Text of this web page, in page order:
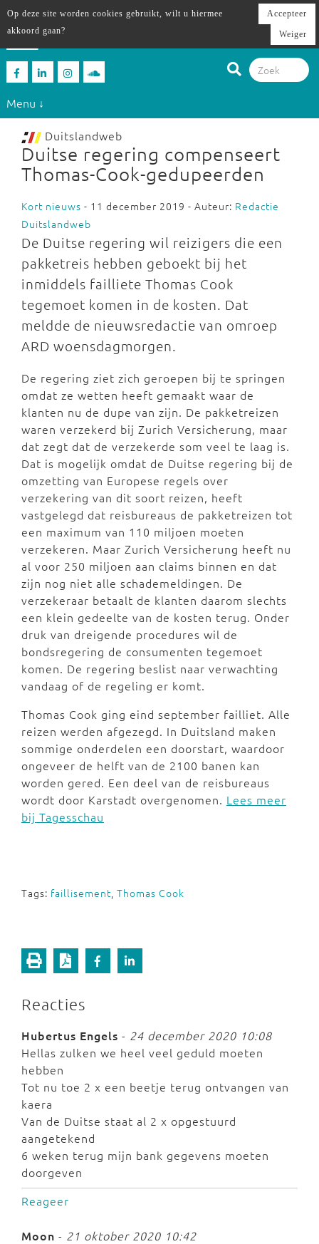
Menu ↓
Duitslandweb
Duitse regering compenseert
Thomas-Cook-gedupeerden
Kort nieuws - 11 december 2019 - Auteur: Redactie
Duitslandweb
De Duitse regering wil reizigers die een
pakketreis hebben geboekt bij het
inmiddels failliete Thomas Cook
tegemoet komen in de kosten. Dat
meldde de nieuwsredactie van omroep
ARD woensdagmorgen.
De regering ziet zich geroepen bij te springen
omdat ze wetten heeft gemaakt waar de
klanten nu de dupe van zijn. De pakketreizen
waren verzekerd bij Zurich Versicherung, maar
dat zegt dat de verzekerde som veel te laag is.
Dat is mogelijk omdat de Duitse regering bij de
omzetting van Europese regels over
verzekering van dit soort reizen, heeft
vastgelegd dat reisbureaus de pakketreizen tot
een maximum van 110 miljoen moeten
verzekeren. Maar Zurich Versicherung heeft nu
al voor 250 miljoen aan claims binnen en dat
zijn nog niet alle schademeldingen. De
verzekeraar betaalt de klanten daarom slechts
een klein gedeelte van de kosten terug. Onder
druk van dreigende procedures wil de
bondsregering de consumenten tegemoet
komen. De regering beslist naar verwachting
vandaag of de regeling er komt.
Thomas Cook ging eind september failliet. Alle
reizen werden afgezegd. In Duitsland maken
sommige onderdelen een doorstart, waardoor
ongeveer de helft van de 2100 banen kan
worden gered. Een deel van de reisbureaus
wordt door Karstadt overgenomen. Lees meer
bij Tagesschau
Tags: faillisement, Thomas Cook
Reacties
Hubertus Engels - 24 december 2020 10:08
Hellas zulken we heel veel geduld moeten
hebben
Tot nu toe 2 x een beetje terug ontvangen van
kaera
Van de Duitse staat al 2 x opgestuurd
aangetekend
6 weken terug mijn bank gegevens moeten
doorgeven
Reageer
Moon - 21 oktober 2020 10:42
Op deze site worden cookies gebruikt, wilt u hiermee
akkoord gaan?
Accepteer
Weiger